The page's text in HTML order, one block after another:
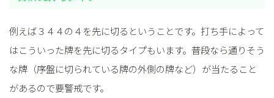
例えば３４４の４を先に切るということです。打ち手によって
はこういった牌を先に切るタイプもいます。普段なら通りそう
な牌（序盤に切られている牌の外側の牌など）が当たること
があるので要警戒です。